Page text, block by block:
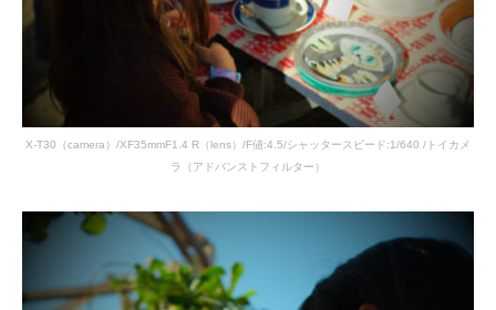
X-T30（camera）/XF35mmF1.4 R（lens）/F値:4.5/シャッタースピード:1/640 /トイカメ
ラ（アドバンストフィルター）